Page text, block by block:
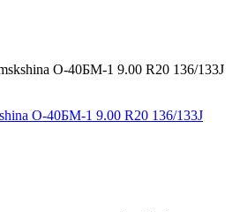
О-40БМ-1 9.00 R20 136/133J